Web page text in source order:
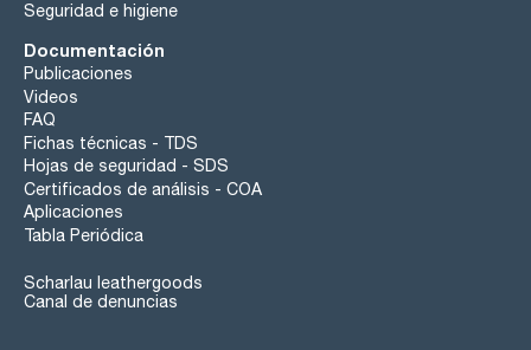
Seguridad e higiene
Documentación
Publicaciones
Videos
FAQ
Fichas técnicas - TDS
Hojas de seguridad - SDS
Certificados de análisis - COA
Aplicaciones
Tabla Periódica
Scharlau leathergoods
Canal de denuncias